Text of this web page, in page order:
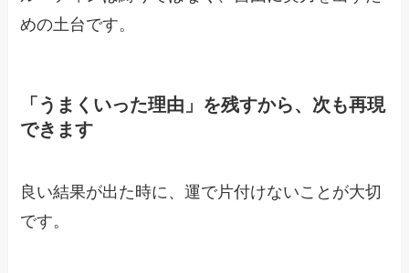
めの土台です。
「うまくいった理由」を残すから、次も再現
できます
良い結果が出た時に、運で片付けないことが大切
です。